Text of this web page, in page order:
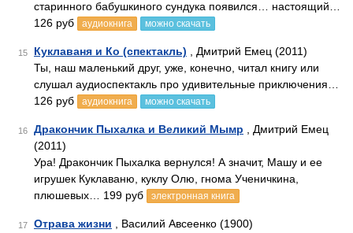
старинного бабушкиного сундука появился… настоящий…
126 руб
аудиокнига можно скачать
15 Куклаваня и Ко (спектакль) , Дмитрий Емец (2011)
Ты, наш маленький друг, уже, конечно, читал книгу или
слушал аудиоспектакль про удивительные приключения…
126 руб
аудиокнига можно скачать
16 Дракончик Пыхалка и Великий Мымр , Дмитрий Емец
(2011)
Ура! Дракончик Пыхалка вернулся! А значит, Машу и ее
игрушек Куклаваню, куклу Олю, гнома Ученичкина,
плюшевых… 199 руб
электронная книга
17 Отрава жизни , Василий Авсеенко (1900)